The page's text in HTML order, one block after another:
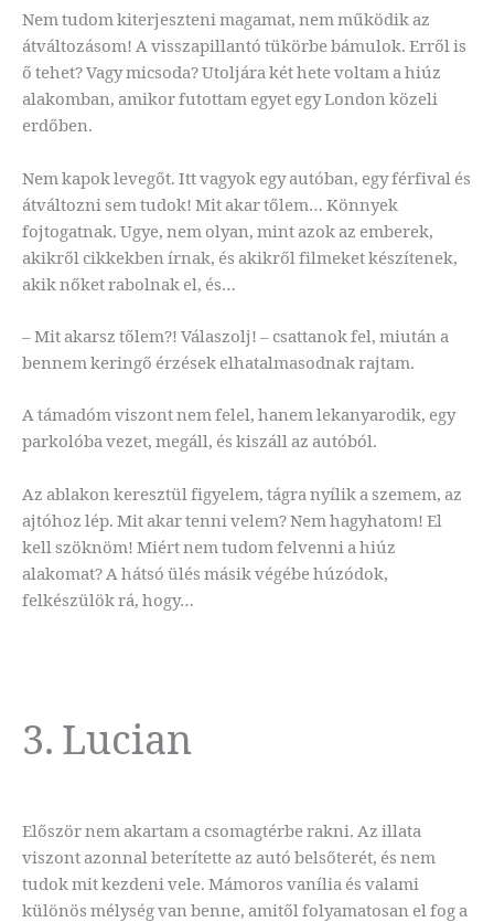
Nem tudom kiterjeszteni magamat, nem működik az
átváltozásom! A visszapillantó tükörbe bámulok. Erről is
ő tehet? Vagy micsoda? Utoljára két hete voltam a hiúz
alakomban, amikor futottam egyet egy London közeli
erdőben.
Nem kapok levegőt. Itt vagyok egy autóban, egy férfival és
átváltozni sem tudok! Mit akar tőlem… Könnyek
fojtogatnak. Ugye, nem olyan, mint azok az emberek,
akikről cikkekben írnak, és akikről filmeket készítenek,
akik nőket rabolnak el, és…
– Mit akarsz tőlem?! Válaszolj! – csattanok fel, miután a
bennem keringő érzések elhatalmasodnak rajtam.
A támadóm viszont nem felel, hanem lekanyarodik, egy
parkolóba vezet, megáll, és kiszáll az autóból.
Az ablakon keresztül figyelem, tágra nyílik a szemem, az
ajtóhoz lép. Mit akar tenni velem? Nem hagyhatom! El
kell szöknöm! Miért nem tudom felvenni a hiúz
alakomat? A hátsó ülés másik végébe húzódok,
felkészülök rá, hogy…
3. Lucian
Először nem akartam a csomagtérbe rakni. Az illata
viszont azonnal beterítette az autó belsőterét, és nem
tudok mit kezdeni vele. Mámoros vanília és valami
különös mélység van benne, amitől folyamatosan el fog a